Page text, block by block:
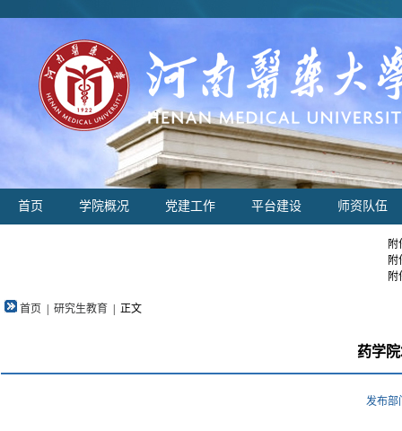
首页 学院概况 党建工作 平台建设 师资队伍
附
附
附
首页 研究生教育 正文
药学
发布